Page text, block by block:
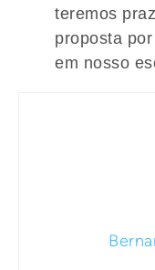
teremos
proposta
em nosso